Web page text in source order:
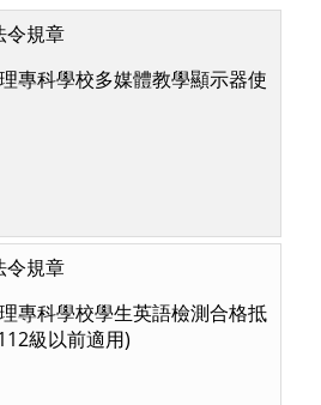
令規章
專科學校多媒體教學顯示器使
令規章
專科學校學生英語檢測合格抵
級以前適用)